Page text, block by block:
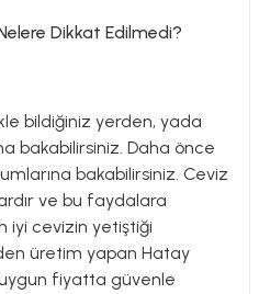
Dikkat Edilmedi?
bildiğiniz yerden, yada
bakabilirsiniz. Daha önce
bakabilirsiniz. Ceviz
ve bu faydalara
iyi cevizin yetiştiği
üretim yapan Hatay
fiyatta güvenle